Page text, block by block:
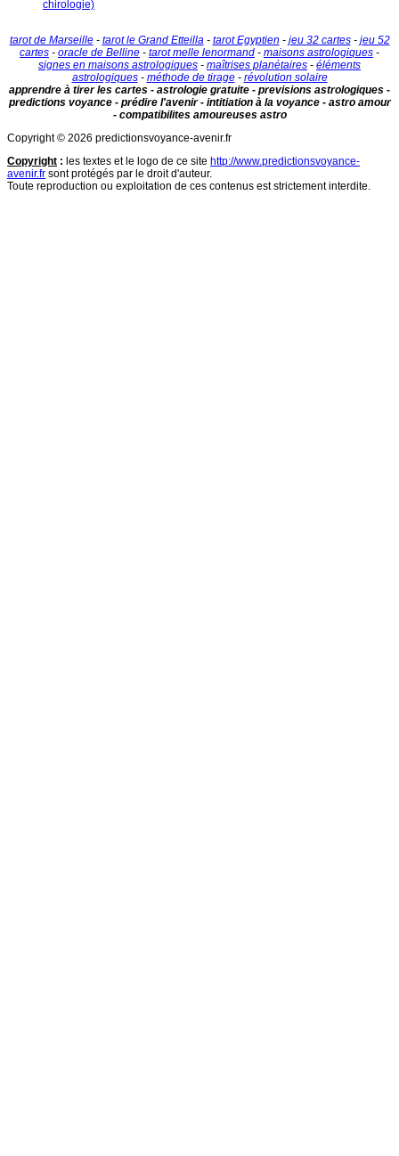
chirologie)
tarot de Marseille- tarot le Grand Etteilla- tarot Egyptien - jeu 32 cartes- jeu 52
cartes - oracle de Belline - tarot melle lenormand - maisons astrologiques -
signes en maisons astrologiques - maîtrises planétaires - éléments
astrologiques- méthode de tirage- révolution solaire
apprendre à tirer les cartes - astrologie gratuite - previsions astrologiques -
predictions voyance - prédire l'avenir - intitiation à la voyance - astro amour
- compatibilites amoureuses astro
Copyright © 2026 predictionsvoyance-avenir.fr
Copyright : les textes et le logo de ce site http://www.predictionsvoyance-
avenir.fr sont protégés par le droit d'auteur.
Toute reproduction ou exploitation de ces contenus est strictement interdite.